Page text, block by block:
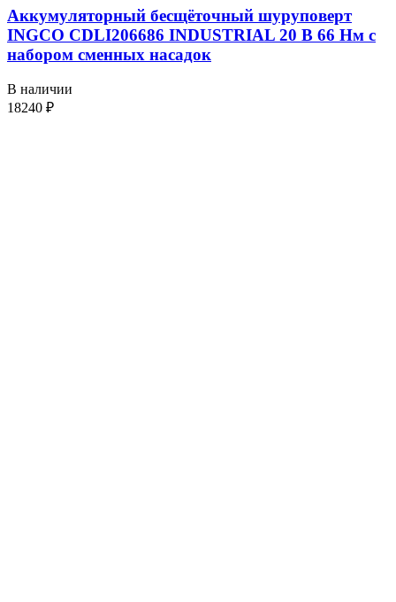
Аккумуляторный бесщёточный шуруповерт
INGCO CDLI206686 INDUSTRIAL 20 В 66 Нм с
набором сменных насадок
В наличии
18240 ₽